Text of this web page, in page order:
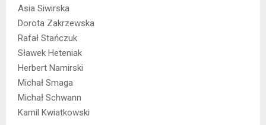
Asia Siwirska
Dorota Zakrzewska
Rafał Stańczuk
Sławek Heteniak
Herbert Namirski
Michał Smaga
Michał Schwann
Kamil Kwiatkowski